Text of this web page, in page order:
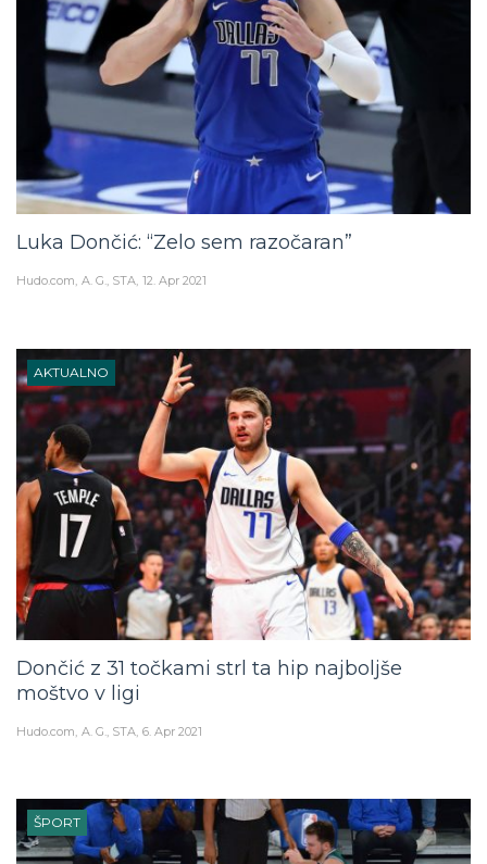
Luka Dončić: “Zelo sem razočaran”
Hudo.com A. G., STA 12. Apr 2021
AKTUALNO
Dončić z 31 točkami strl ta hip najboljše
moštvo v ligi
Hudo.com A. G., STA 6. Apr 2021
ŠPORT